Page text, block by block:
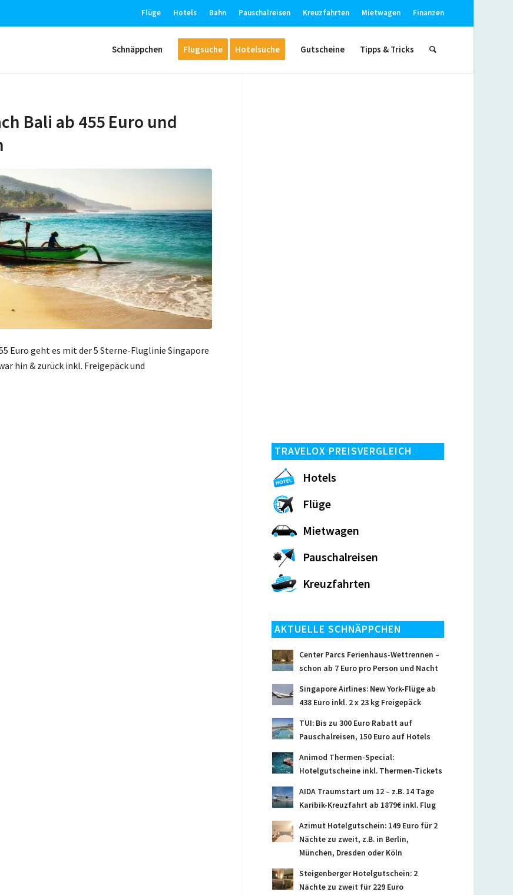
Flüge Hotels Bahn Pauschalreisen Kreuzfahrten Mietwagen Finanzen
Schnäppchen Flugsuche Hotelsuche Gutscheine Tipps & Tricks
Bali ab 455 Euro und
Euro geht es mit der 5 Sterne-Fluglinie Singapore
hin & zurück inkl. Freigepäck und
TRAVELOX PREISVERGLEICH
Hotels
Flüge
Mietwagen
Pauschalreisen
Kreuzfahrten
AKTUELLE SCHNÄPPCHEN
Center Parcs Ferienhaus-Wettrennen –
schon ab 7 Euro pro Person und Nacht
Singapore Airlines: New York-Flüge ab
438 Euro inkl. 2 x 23 kg Freigepäck
TUI: Bis zu 300 Euro Rabatt auf
Pauschalreisen, 150 Euro auf Hotels
Animod Thermen-Special:
Hotelgutscheine inkl. Thermen-Tickets
AIDA Traumstart um 12 – z.B. 14 Tage
Karibik-Kreuzfahrt ab 1879€ inkl. Flug
Azimut Hotelgutschein: 149 Euro für 2
Nächte zu zweit, z.B. in Berlin,
München, Dresden oder Köln
Steigenberger Hotelgutschein: 2
Nächte zu zweit für 229 Euro